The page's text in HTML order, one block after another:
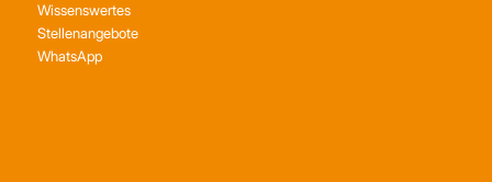
Wissenswertes
Stellenangebote
WhatsApp